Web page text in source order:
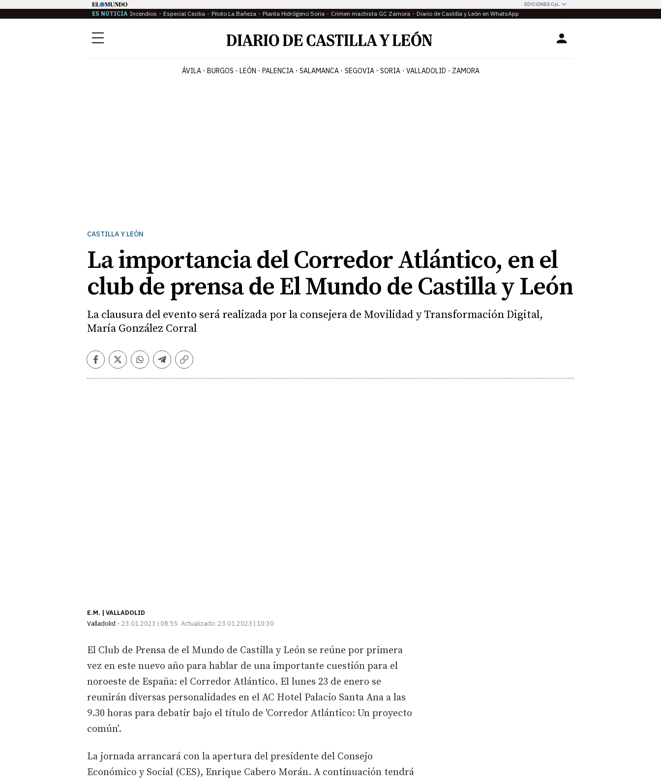
EDICIONES CyL
ES NOTICIA Incendios Especial Cecilia Piloto La Bañeza Planta Hidrógeno Soria Crimen machista GC Zamora Diario de Castilla y León en WhatsApp
Menú Login
ÁVILA BURGOS LEÓN PALENCIA SALAMANCA SEGOVIA SORIA VALLADOLID ZAMORA
CASTILLA Y LEÓN
La importancia del Corredor Atlántico, en el
club de prensa de El Mundo de Castilla y León
La clausura del evento será realizada por la consejera de Movilidad y Transformación Digital,
María González Corral
Facebook
TwitterWhatsapp
Telegram
Copiar
E.M. | VALLADOLID
Valladolid
23.01.2023 | 08:55 Actualizado: 23.01.2023 | 10:30
El Club de Prensa de el Mundo de Castilla y León se reúne por primera
vez en este nuevo año para hablar de una importante cuestión para el
noroeste de España: el Corredor Atlántico. El lunes 23 de enero se
reunirán diversas personalidades en el AC Hotel Palacio Santa Ana a las
9.30 horas para debatir bajo el título de 'Corredor Atlántico: Un proyecto
común'.
La jornada arrancará con la apertura del presidente del Consejo
Económico y Social (CES), Enrique Cabero Morán. A continuación tendrá